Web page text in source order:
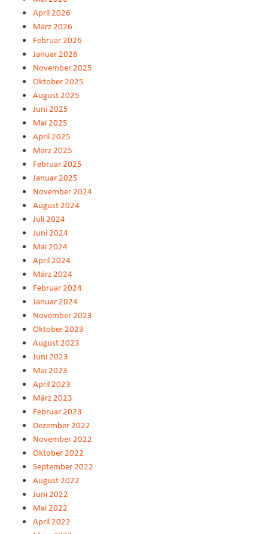
April 2026
März 2026
Februar 2026
Januar 2026
November 2025
Oktober 2025
August 2025
Juni 2025
Mai 2025
April 2025
März 2025
Februar 2025
Januar 2025
November 2024
August 2024
Juli 2024
Juni 2024
Mai 2024
April 2024
März 2024
Februar 2024
Januar 2024
November 2023
Oktober 2023
August 2023
Juni 2023
Mai 2023
April 2023
März 2023
Februar 2023
Dezember 2022
November 2022
Oktober 2022
September 2022
August 2022
Juni 2022
Mai 2022
April 2022